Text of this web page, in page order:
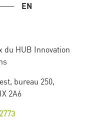
EN
du HUB Innovation
bureau 250,
2A6